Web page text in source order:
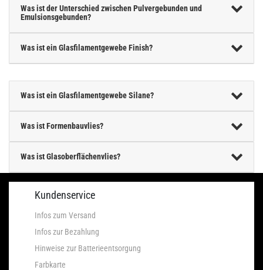
Was ist der Unterschied zwischen Pulvergebunden und
Emulsionsgebunden?
Was ist ein Glasfilamentgewebe Finish?
Was ist ein Glasfilamentgewebe Silane?
Was ist Formenbauvlies?
Was ist Glasoberflächenvlies?
Kundenservice
Infos zum Versand
Infos zur Bezahlung
Hinweise zur Batterieentsorgung
Farbkarte